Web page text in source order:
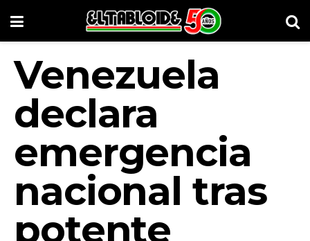
Venezuela
declara
emergencia
nacional tras
potente